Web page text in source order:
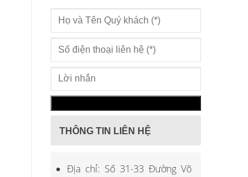
THÔNG TIN LIÊN HỆ
Địa chỉ: Số 31-33 Đường Võ